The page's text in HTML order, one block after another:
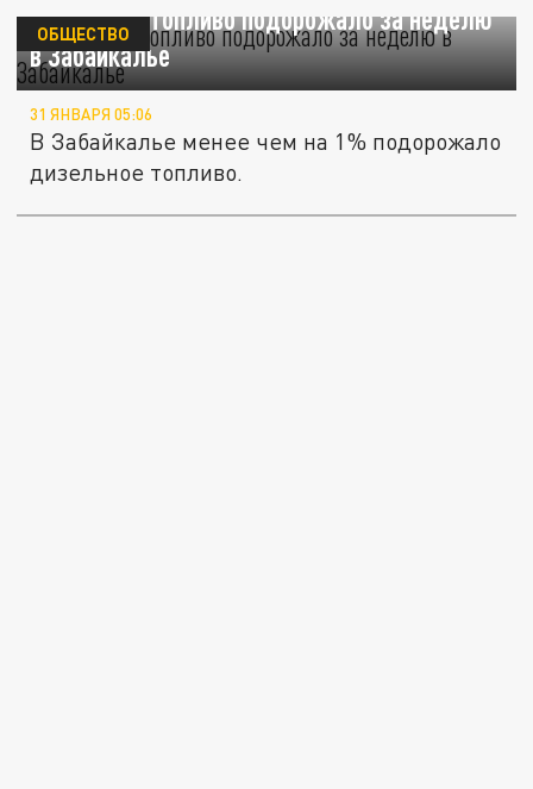
Дизельное топливо подорожало за неделю
в Забайкалье
ОБЩЕСТВО
31 ЯНВАРЯ 05:06
В Забайкалье менее чем на 1% подорожало
дизельное топливо.